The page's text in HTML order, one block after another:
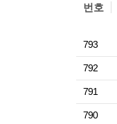
번호
793
792
791
790